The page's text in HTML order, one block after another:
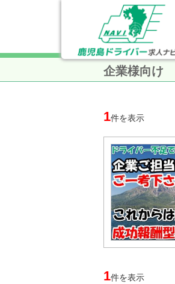
企業様向け
1件を表示
1件を表示